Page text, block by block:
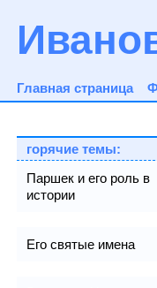
Главная страница
горячие темы:
Паршек и его роль в
истории
Его святые имена